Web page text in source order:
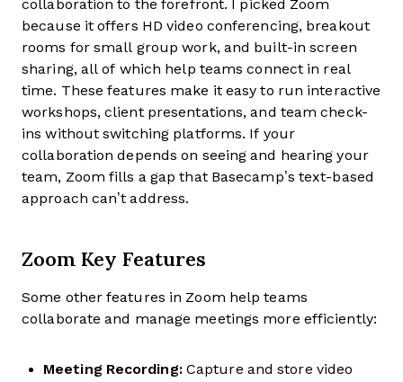
collaboration to the forefront. I picked Zoom
because it offers HD video conferencing, breakout
rooms for small group work, and built-in screen
sharing, all of which help teams connect in real
time. These features make it easy to run interactive
workshops, client presentations, and team check-
ins without switching platforms. If your
collaboration depends on seeing and hearing your
team, Zoom fills a gap that Basecamp’s text-based
approach can’t address.
Zoom Key Features
Some other features in Zoom help teams
collaborate and manage meetings more efficiently:
Meeting Recording:Capture and store video